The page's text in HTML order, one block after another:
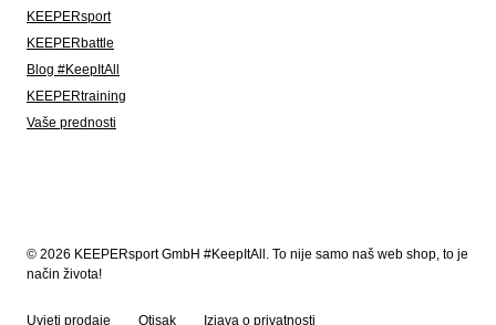
KEEPERsport
KEEPERbattle
Blog #KeepItAll
KEEPERtraining
Vaše prednosti
© 2026 KEEPERsport GmbH #KeepItAll. To nije samo naš web shop, to je
način života!
Uvjeti prodaje Otisak Izjava o privatnosti